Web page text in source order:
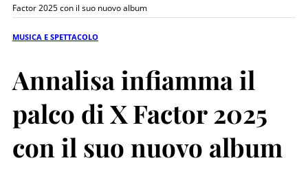
Factor 2025 con il suo nuovo album
MUSICA E SPETTACOLO
Annalisa infiamma il
palco di X Factor 2025
con il suo nuovo album